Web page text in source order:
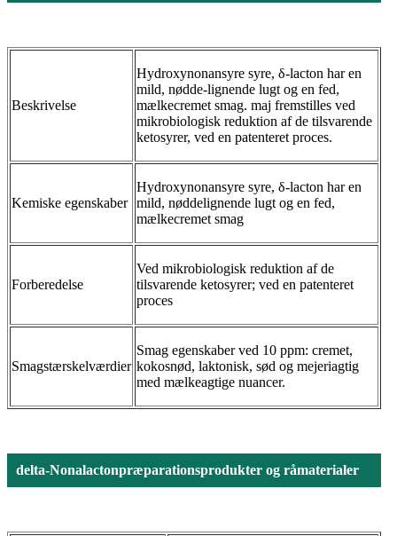
Beskrivelse
Hydroxynonansyre syre, δ-lacton har en
mild, nødde-lignende lugt og en fed,
mælkecremet smag. maj fremstilles ved
mikrobiologisk reduktion af de tilsvarende
ketosyrer, ved en patenteret proces.
Kemiske egenskaber
Hydroxynonansyre syre, δ-lacton har en
mild, nøddelignende lugt og en fed,
mælkecremet smag
Forberedelse
Ved mikrobiologisk reduktion af de
tilsvarende ketosyrer; ved en patenteret
proces
Smagstærskelværdier
Smag egenskaber ved 10 ppm: cremet,
kokosnød, laktonisk, sød og mejeriagtig
med mælkeagtige nuancer.
delta-Nonalactonpræparationsprodukter og råmaterialer